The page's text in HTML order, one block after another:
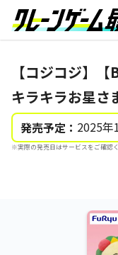
【コジコジ】
キラキラお星さ
発売予定： 2025年
※実際の発売日はサービスをご確認く